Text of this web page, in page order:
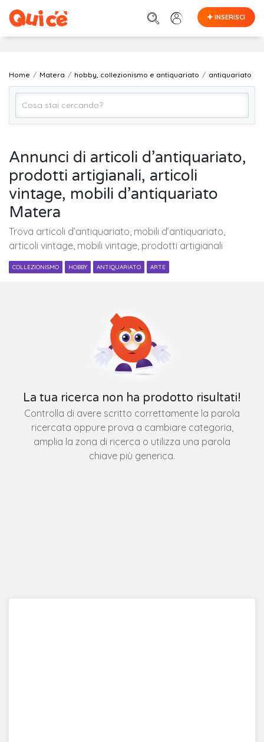
INSERISCI
Home Matera hobby, collezionismo e antiquariato antiquariato
Matera
Annunci di articoli d’antiquariato,
prodotti artigianali, articoli
vintage, mobili d’antiquariato
Matera
Trova articoli d’antiquariato, mobili d’antiquariato,
articoli vintage, mobili vintage, prodotti artigianali
COLLEZIONISMO HOBBY ANTIQUARIATO ARTE
La tua ricerca non ha prodotto risultati!
Controlla di avere scritto correttamente la parola
ricercata oppure prova a cambiare categoria,
amplia la zona di ricerca o utilizza una parola
chiave più generica.